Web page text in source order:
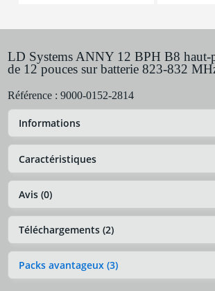
LD Systems ANNY 12 BPH B8 haut-
de 12 pouces sur batterie 823-832
Référence : 9000-0152-2814
Informations
Caractéristiques
Avis (0)
Téléchargements (2)
Packs avantageux (3)